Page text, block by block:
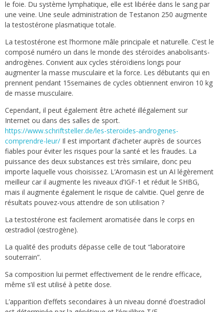
le foie. Du système lymphatique, elle est libérée dans le sang par
une veine. Une seule administration de Testanon 250 augmente
la testostérone plasmatique totale.
La testostérone est l’hormone mâle principale et naturelle. C’est le
composé numéro un dans le monde des stéroïdes anabolisants-
androgènes. Convient aux cycles stéroïdiens longs pour
augmenter la masse musculaire et la force. Les débutants qui en
prennent pendant 15semaines de cycles obtiennent environ 10 kg
de masse musculaire.
Cependant, il peut également être acheté illégalement sur
Internet ou dans des salles de sport.
https://www.schriftsteller.de/les-steroides-androgenes-
comprendre-leur/ Il est important d’acheter auprès de sources
fiables pour éviter les risques pour la santé et les fraudes. La
puissance des deux substances est très similaire, donc peu
importe laquelle vous choisissez. L’Aromasin est un AI légèrement
meilleur car il augmente les niveaux d’IGF-1 et réduit le SHBG,
mais il augmente également le risque de calvitie. Quel genre de
résultats pouvez-vous attendre de son utilisation ?
La testostérone est facilement aromatisée dans le corps en
œstradiol (œstrogène).
La qualité des produits dépasse celle de tout “laboratoire
souterrain”.
Sa composition lui permet effectivement de le rendre efficace,
même s’il est utilisé à petite dose.
L’apparition d’effets secondaires à un niveau donné d’oestradiol